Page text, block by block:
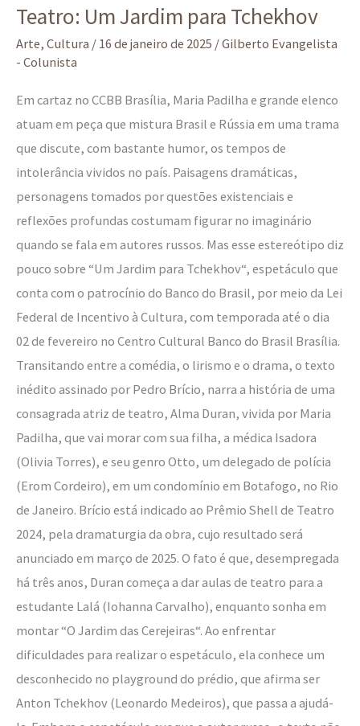
Teatro: Um Jardim para Tchekhov
Arte, Cultura / 16 de janeiro de 2025 /Gilberto Evangelista
- Colunista
Em cartaz no CCBB Brasília, Maria Padilha e grande elenco
atuam em peça que mistura Brasil e Rússia em uma trama
que discute, com bastante humor, os tempos de
intolerância vividos no país. Paisagens dramáticas,
personagens tomados por questões existenciais e
reflexões profundas costumam figurar no imaginário
quando se fala em autores russos. Mas esse estereótipo diz
pouco sobre “Um Jardim para Tchekhov“, espetáculo que
conta com o patrocínio do Banco do Brasil, por meio da Lei
Federal de Incentivo à Cultura, com temporada até o dia
02 de fevereiro no Centro Cultural Banco do Brasil Brasília.
Transitando entre a comédia, o lirismo e o drama, o texto
inédito assinado por Pedro Brício, narra a história de uma
consagrada atriz de teatro, Alma Duran, vivida por Maria
Padilha, que vai morar com sua filha, a médica Isadora
(Olivia Torres), e seu genro Otto, um delegado de polícia
(Erom Cordeiro), em um condomínio em Botafogo, no Rio
de Janeiro. Brício está indicado ao Prêmio Shell de Teatro
2024, pela dramaturgia da obra, cujo resultado será
anunciado em março de 2025. O fato é que, desempregada
há três anos, Duran começa a dar aulas de teatro para a
estudante Lalá (Iohanna Carvalho), enquanto sonha em
montar “O Jardim das Cerejeiras“. Ao enfrentar
dificuldades para realizar o espetáculo, ela conhece um
desconhecido no playground do prédio, que afirma ser
Anton Tchekhov (Leonardo Medeiros), que passa a ajudá-
Um
Jardim
para